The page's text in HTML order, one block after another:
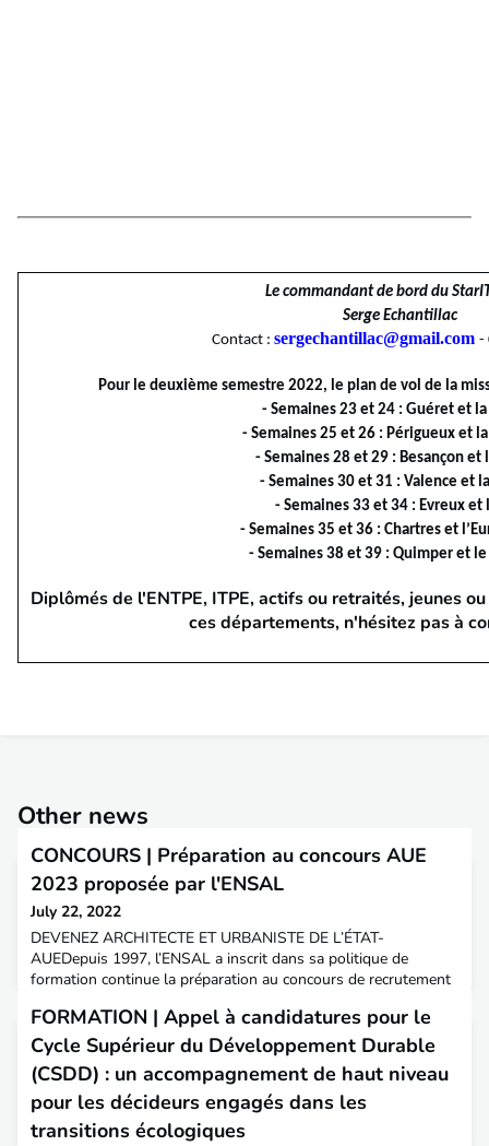
Le commandant de bord du
Serge Echantillac
Contact : sergechantillac@gmail.com -
Pour le deuxième semestre 2022, le plan de vol de la
- Semaines 23 et 24 : Guéret et la
- Semaines 25 et 26 : Périgueux et
- Semaines 28 et 29 : Besançon et
- Semaines 30 et 31 : Valence et
- Semaines 33 et 34 : Evreux et
- Semaines 35 et 36 : Chartres et
- Semaines 38 et 39 : Quimper et
Diplômés de l'ENTPE, ITPE, actifs ou retraités, jeunes
ces départements, n'hésitez pas à
Other news
CONCOURS | Préparation au concours AUE
2023 proposée par l'ENSAL
July 22, 2022
DEVENEZ ARCHITECTE ET URBANISTE DE L’ÉTAT-
AUEDepuis 1997, l’ENSAL a inscrit dans sa politique de
formation continue la préparation au concours de recrutement
d'architecture propose une préparation aux épreuves du
concours externe des AUE aux titulaires d’un diplôme qui
donne accès au titre d’architecte en France (DPLG ou HMONP),
et aux épreuves
FORMATION | Appel à candidatures pour le
Cycle Supérieur du Développement Durable
(CSDD) : un accompagnement de haut niveau
pour les décideurs engagés dans les
transitions écologiques